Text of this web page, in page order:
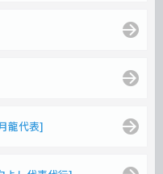
龍代表]